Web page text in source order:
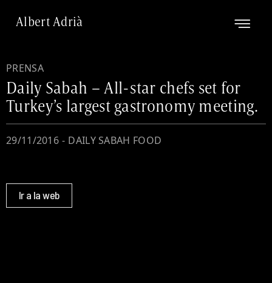
Albert Adrià
PRENSA
Daily Sabah – All-star chefs set for
Turkey’s largest gastronomy meeting.
29/11/2016 - DAILY SABAH FOOD
Ir a la web